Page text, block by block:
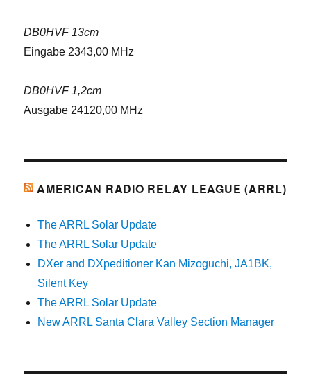
DB0HVF 13cm
Eingabe 2343,00 MHz
DB0HVF 1,2cm
Ausgabe 24120,00 MHz
AMERICAN RADIO RELAY LEAGUE (ARRL)
The ARRL Solar Update
The ARRL Solar Update
DXer and DXpeditioner Kan Mizoguchi, JA1BK,
Silent Key
The ARRL Solar Update
New ARRL Santa Clara Valley Section Manager